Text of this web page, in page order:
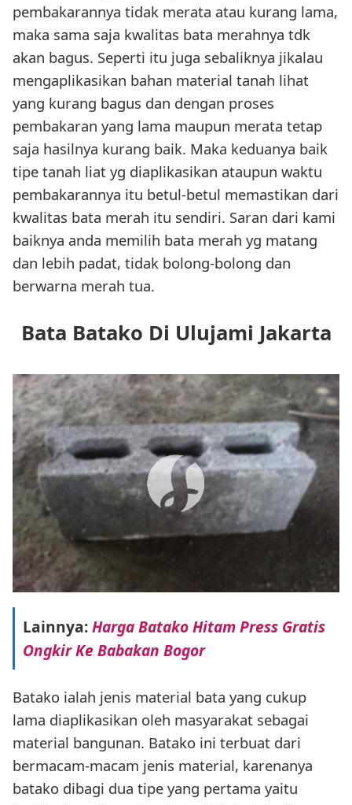
pembakarannya tidak merata atau kurang lama,
maka sama saja kwalitas bata merahnya tdk
akan bagus. Seperti itu juga sebaliknya jikalau
mengaplikasikan bahan material tanah lihat
yang kurang bagus dan dengan proses
pembakaran yang lama maupun merata tetap
saja hasilnya kurang baik. Maka keduanya baik
tipe tanah liat yg diaplikasikan ataupun waktu
pembakarannya itu betul-betul memastikan dari
kwalitas bata merah itu sendiri. Saran dari kami
baiknya anda memilih bata merah yg matang
dan lebih padat, tidak bolong-bolong dan
berwarna merah tua.
Bata Batako Di Ulujami Jakarta
Lainnya:Harga Batako Hitam Press Gratis
Ongkir Ke Babakan Bogor
Batako ialah jenis material bata yang cukup
lama diaplikasikan oleh masyarakat sebagai
material bangunan. Batako ini terbuat dari
bermacam-macam jenis material, karenanya
batako dibagi dua tipe yang pertama yaitu